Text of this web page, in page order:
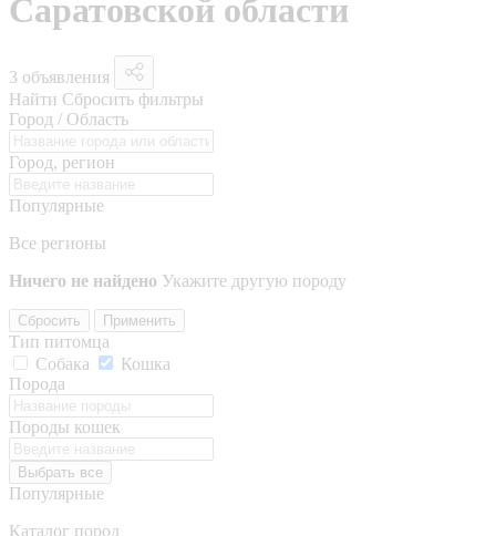
Саратовской области
3 объявления
Найти Сбросить фильтры
Город / Область
Город, регион
Популярные
Все регионы
Ничего не найдено Укажите другую породу
Сбросить Применить
Тип питомца
Собака
Кошка
Порода
Породы кошек
Выбрать все
Популярные
Каталог пород